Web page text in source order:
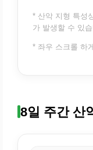
* 산악 지형 특성
가 발생할 수 있
* 좌우 스크롤 하
8일 주간 산